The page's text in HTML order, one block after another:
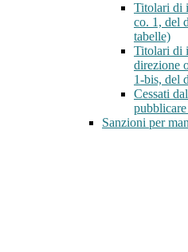
Titolari di
co. 1, del
tabelle)
Titolari di
direzione
1-bis, del
Cessati
Sanzioni per